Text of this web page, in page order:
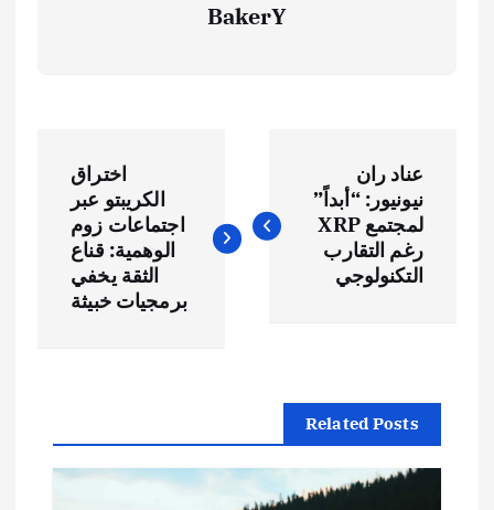
BakerY
ص
م
عناد ران
نيونيور: “أبداً”
لمجتمع XRP
رغم التقارب
التكنولوجي
اختراق
الكريبتو عبر
اجتماعات زوم
الوهمية: قناع
الثقة يخفي
برمجيات خبيثة
Related Posts